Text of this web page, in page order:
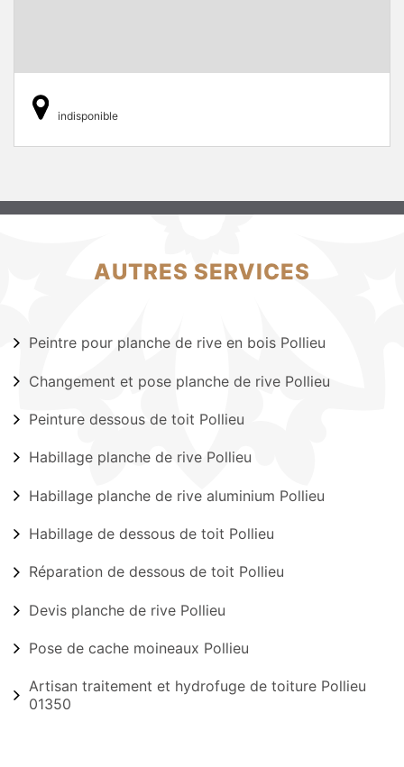
indisponible
AUTRES SERVICES
Peintre pour planche de rive en bois Pollieu
Changement et pose planche de rive Pollieu
Peinture dessous de toit Pollieu
Habillage planche de rive Pollieu
Habillage planche de rive aluminium Pollieu
Habillage de dessous de toit Pollieu
Réparation de dessous de toit Pollieu
Devis planche de rive Pollieu
Pose de cache moineaux Pollieu
Artisan traitement et hydrofuge de toiture Pollieu
01350